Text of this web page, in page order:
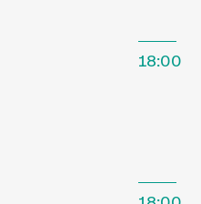
18:00